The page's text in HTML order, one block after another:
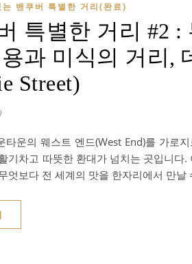
는 밴쿠버 특별한 거리(완료)
특별한 거리 #2 :
과 미식의 거리,
Street)
타운의 웨스트 엔드(West End)를 가로
기차고 따뜻한 환대가 넘치는 곳입니다
엇보다 전 세계의 맛을 한자리에서 만날